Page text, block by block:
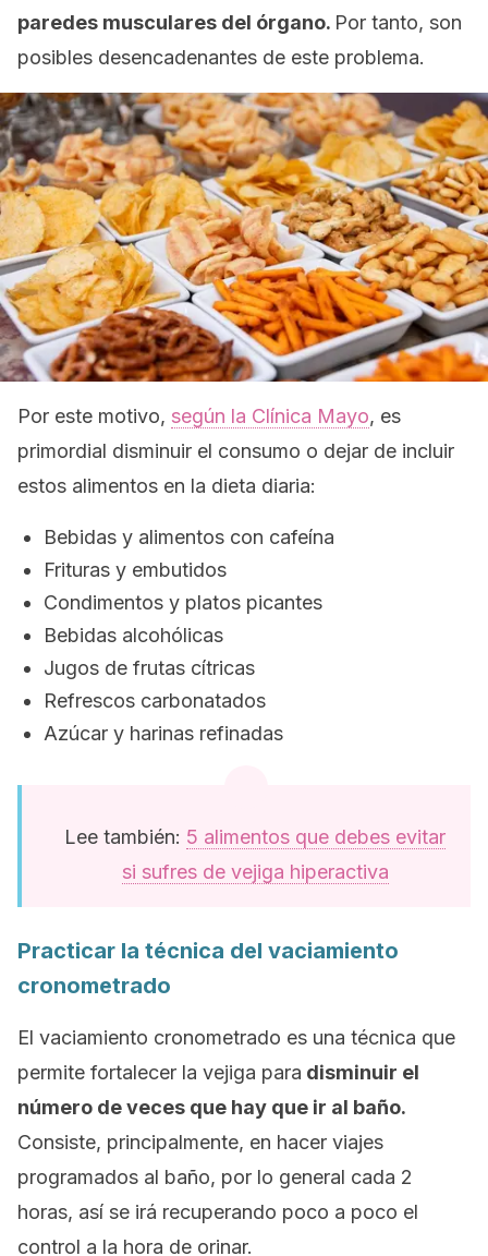
paredes musculares del órgano. Por tanto, son
posibles desencadenantes de este problema.
Por este motivo, según la Clínica Mayo, es
primordial disminuir el consumo o dejar de incluir
estos alimentos en la dieta diaria:
Bebidas y alimentos con cafeína
Frituras y embutidos
Condimentos y platos picantes
Bebidas alcohólicas
Jugos de frutas cítricas
Refrescos carbonatados
Azúcar y harinas refinadas
Lee también: 5 alimentos que debes evitar
si sufres de vejiga hiperactiva
Practicar la técnica del vaciamiento
cronometrado
El vaciamiento cronometrado es una técnica que
permite fortalecer la vejiga para disminuir el
número de veces que hay que ir al baño.
Consiste, principalmente, en hacer viajes
programados al baño, por lo general cada 2
horas, así se irá recuperando poco a poco el
control a la hora de orinar.